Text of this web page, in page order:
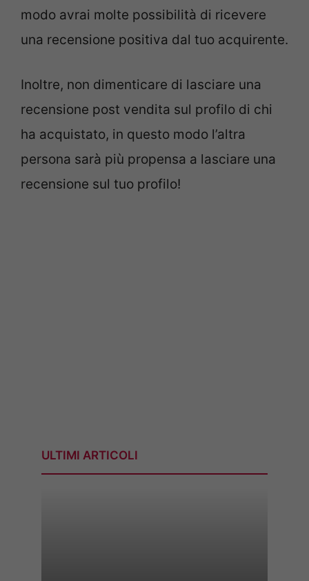
modo avrai molte possibilità di ricevere
una recensione positiva dal tuo acquirente.
Inoltre, non dimenticare di lasciare una
recensione post vendita sul profilo di chi
ha acquistato, in questo modo l’altra
persona sarà più propensa a lasciare una
recensione sul tuo profilo!
ULTIMI ARTICOLI